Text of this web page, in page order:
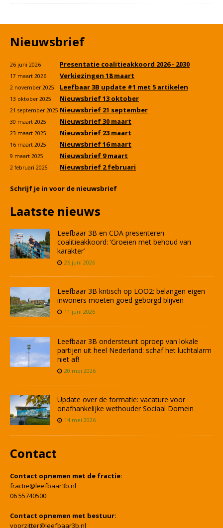
Nieuwsbrief
26 juni 2026 Presentatie coalitieakkoord 2026 - 2030
17 maart 2026 Verkiezingen 18 maart
2 november 2025 Leefbaar 3B update #1 met 5 artikelen
13 oktober 2025 Nieuwsbrief 13 oktober
21 september 2025 Nieuwsbrief 21 september
30 maart 2025 Nieuwsbrief 30 maart
23 maart 2025 Nieuwsbrief 23 maart
16 maart 2025 Nieuwsbrief 16 maart
9 maart 2025 Nieuwsbrief 9 maart
2 februari 2025 Nieuwsbrief 2 februari
Schrijf je in voor de nieuwsbrief
Laatste nieuws
Leefbaar 3B en CDA presenteren
coalitieakkoord: ‘Groeien met behoud van
karakter’
26 juni 2026
Leefbaar 3B kritisch op LOO2: belangen eigen
inwoners moeten goed geborgd blijven
11 juni 2026
Leefbaar 3B ondersteunt oproep van lokale
partijen uit heel Nederland: schaf het luchtalarm
niet af!
20 mei 2026
Update over de formatie: vacature voor
onafhankelijke wethouder Sociaal Domein
14 mei 2026
Contact
Contact opnemen met de fractie:
fractie@leefbaar3b.nl
06 55740500
Contact opnemen met bestuur:
voorzitter@leefbaar3b.nl